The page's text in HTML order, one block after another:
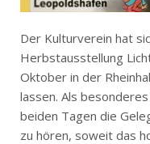
Der Kulturverein hat
Herbstausstellung
Oktober in der
lassen. Als
beiden Tagen die
zu hören, soweit das